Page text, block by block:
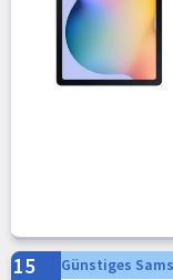
15 Günstiges